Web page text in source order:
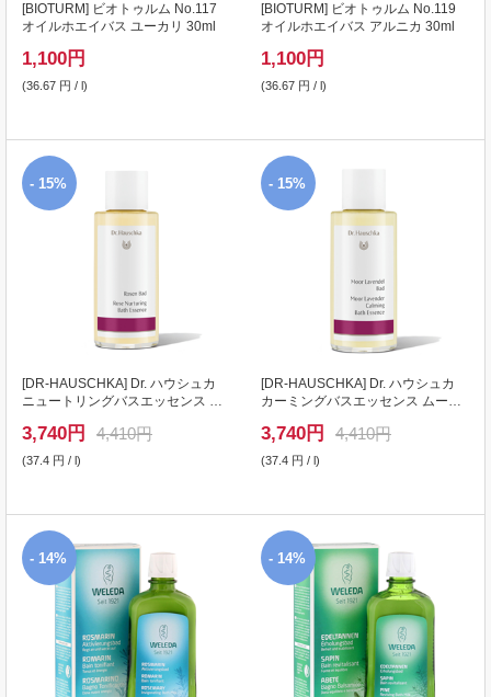
[BIOTURM] ビオトゥルム No.117
オイルホエイバス ユーカリ 30ml
1,100円
(36.67 円 / l)
[BIOTURM] ビオトゥルム No.119
オイルホエイバス アルニカ 30ml
1,100円
(36.67 円 / l)
- 15%
[DR-HAUSCHKA] Dr. ハウシュカ
ニュートリングバスエッセンス ロ
3,740円 4,410円
(37.4 円 / l)
- 15%
[DR-HAUSCHKA] Dr. ハウシュカ
カーミングバスエッセンス ムーア
3,740円 4,410円
(37.4 円 / l)
- 14% - 14%